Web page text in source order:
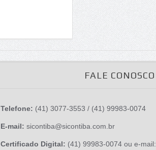
FALE CONOSCO
Telefone: (41) 3077-3553 / (41) 99983-0074
E-mail: sicontiba@sicontiba.com.br
Certificado Digital: (41) 99983-0074 ou e-mail: